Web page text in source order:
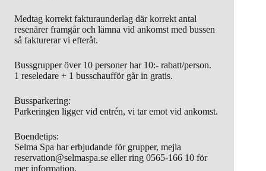
Medtag korrekt fakturaunderlag där korrekt antal
resenärer framgår och lämna vid ankomst med bussen
så fakturerar vi efteråt.
Bussgrupper över 10 personer har 10:- rabatt/person.
1 reseledare + 1 busschaufför går in gratis.
Bussparkering:
Parkeringen ligger vid entrén, vi tar emot vid ankomst.
Boendetips:
Selma Spa har erbjudande för grupper, mejla
reservation@selmaspa.se eller ring 0565-166 10 för
mer information.